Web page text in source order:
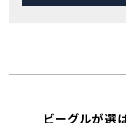
ビーグルが選